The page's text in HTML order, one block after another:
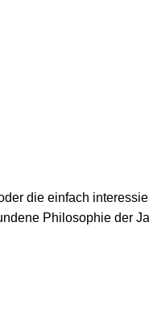
die einfach
Philosophie der